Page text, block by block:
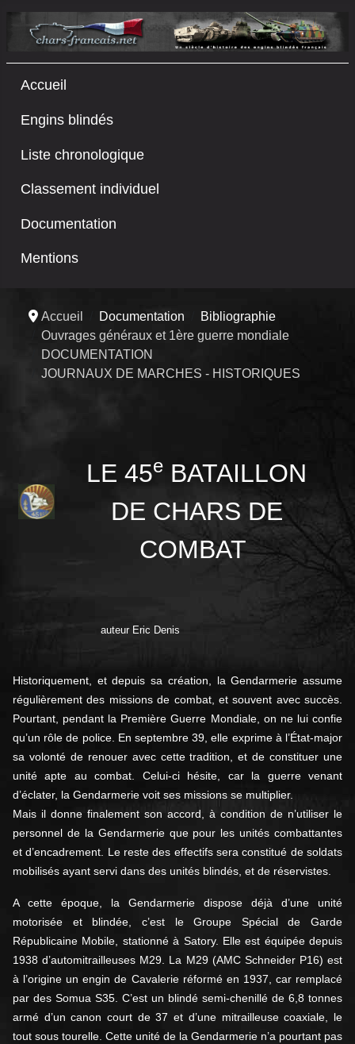
Accueil
Engins blindés
Liste chronologique
Classement individuel
Documentation
Mentions
Accueil Documentation
Bibliographie
Ouvrages généraux et 1ère guerre mondiale
DOCUMENTATION
JOURNAUX DE MARCHES - HISTORIQUES
LE 45e BATAILLON
DE CHARS DE
COMBAT
auteur Eric Denis
Historiquement, et depuis sa création, la Gendarmerie assume
régulièrement des missions de combat, et souvent avec succès.
Pourtant, pendant la Première Guerre Mondiale, on ne lui confie
qu’un rôle de police. En septembre 39, elle exprime à l’État-major
sa volonté de renouer avec cette tradition, et de constituer une
unité apte au combat. Celui-ci hésite, car la guerre venant
d’éclater, la Gendarmerie voit ses missions se multiplier.
Mais il donne finalement son accord, à condition de n’utiliser le
personnel de la Gendarmerie que pour les unités combattantes
et d’encadrement. Le reste des effectifs sera constitué de soldats
mobilisés ayant servi dans des unités blindés, et de réservistes.
A cette époque, la Gendarmerie dispose déjà d’une unité
motorisée et blindée, c’est le Groupe Spécial de Garde
Républicaine Mobile, stationné à Satory. Elle est équipée depuis
1938 d’automitrailleuses M29. La M29 (AMC Schneider P16) est
à l’origine un engin de Cavalerie réformé en 1937, car remplacé
par des Somua S35. C’est un blindé semi-chenillé de 6,8 tonnes
armé d’un canon court de 37 et d’une mitrailleuse coaxiale, le
tout sous tourelle. Cette unité de la Gendarmerie n’a pourtant pas